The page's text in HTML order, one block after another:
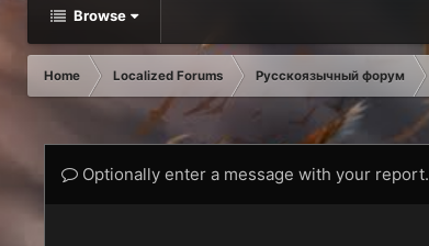
Browse
Home Localized Forums Русскоязычный форум
Optionally enter a message with your report.